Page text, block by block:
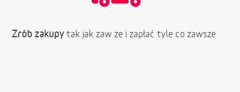
Zrób zakupytak jak zaw ze i zapłać tyle co zawsze